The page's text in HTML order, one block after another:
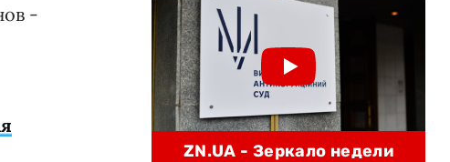
-
ZN.UA - Зеркало недели